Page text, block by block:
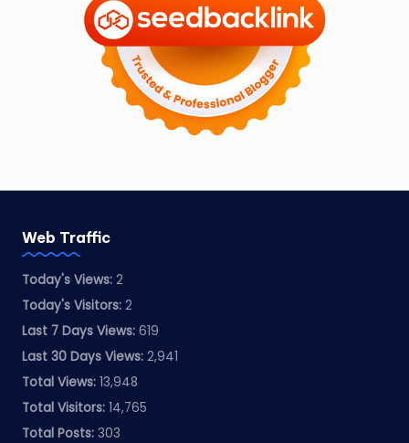
Web Traffic
Today's Views: 2
Today's Visitors: 2
Last 7 Days Views: 619
Last 30 Days Views: 2,941
Total Views: 13,948
Total Visitors: 14,765
Total Posts: 303